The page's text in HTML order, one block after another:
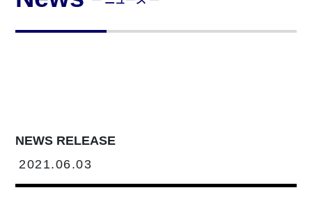
NEWS RELEASE
2021.06.03